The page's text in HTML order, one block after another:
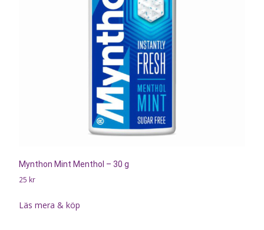
Mynthon Mint Menthol – 30 g
25 kr
Läs mera & köp